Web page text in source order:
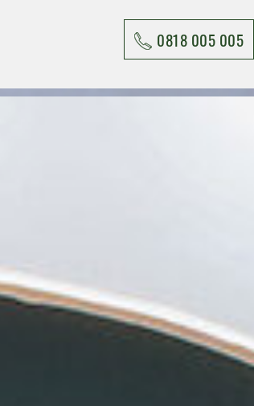
0818 005 005